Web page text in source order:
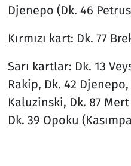
Djenepo (Dk. 46
Kırmızı kart: Dk. 77
Sarı kartlar: Dk. 13
Rakip, Dk. 42
Kaluzinski, Dk. 87
Dk. 39 Opoku